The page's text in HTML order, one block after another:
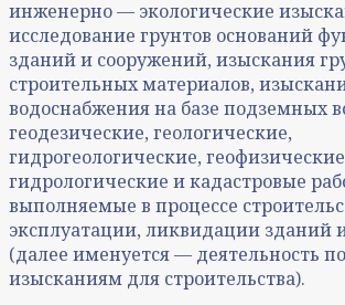
инженерно — экологические
исследование грунтов оснований
зданий и сооружений, изыскания
строительных материалов,
водоснабжения на базе подземных
геодезические, геологические,
гидрогеологические,
гидрологические и кадастровые
выполняемые в процессе
эксплуатации, ликвидации зданий
(далее именуется — деятельность
изысканиям для строительства).